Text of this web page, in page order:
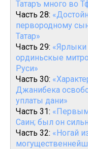
Татаръ много во
Часть 28:
первородному
Татар»
Часть 29: «Ярлыки
ординьскые
Руси»
Часть 30:
Джанибека
уплаты дани»
Часть 31:
Саин; был он
Часть 32: «Ногай